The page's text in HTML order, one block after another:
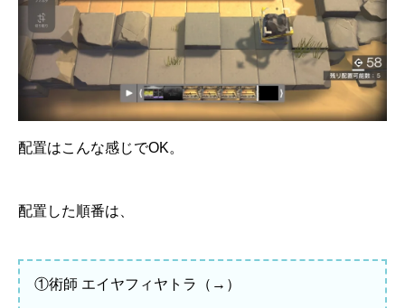
配置はこんな感じでOK。
配置した順番は、
①術師 エイヤフィヤトラ（→）